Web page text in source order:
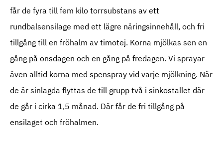
får de fyra till fem kilo torrsubstans av ett
rundbalsensilage med ett lägre näringsinnehåll, och fri
tillgång till en fröhalm av timotej. Korna mjölkas sen en
gång på onsdagen och en gång på fredagen. Vi sprayar
även alltid korna med spenspray vid varje mjölkning. När
de är sinlagda flyttas de till grupp två i sinkostallet där
de går i cirka 1,5 månad. Där får de fri tillgång på
ensilaget och fröhalmen.